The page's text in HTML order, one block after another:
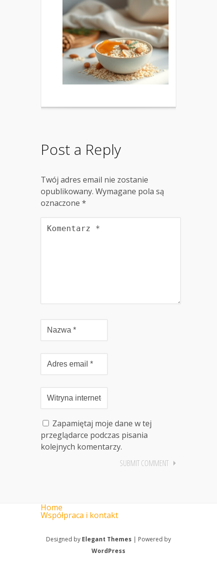
Post a Reply
Twój adres email nie zostanie
opublikowany. Wymagane pola są
oznaczone *
Zapamiętaj moje dane w tej
przeglądarce podczas pisania
kolejnych komentarzy.
Home
Współpraca i kontakt
Designed by Elegant Themes | Powered by
WordPress